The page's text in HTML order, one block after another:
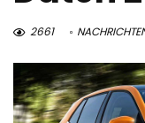
2661